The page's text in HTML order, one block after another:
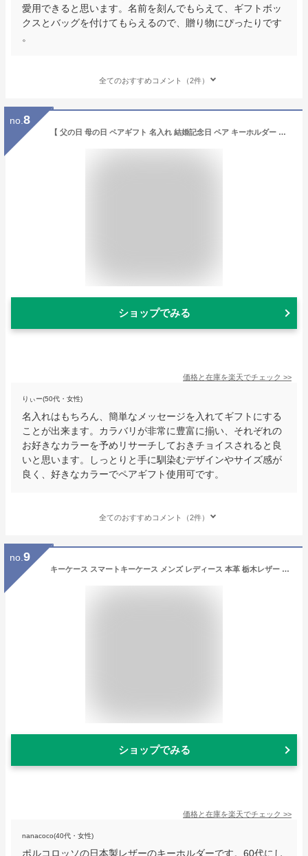
愛用できると思います。名前を刻んでもらえて、ギフトボッ
クスとバッグを付けてもらえるので、贈り物にぴったりです
。
全てのおすすめコメント（2件）
no. 8
【 父の日 母の日 ペアギフト 名入れ 結婚記念日 ペア キーホルダー 一緒に 革 プレゼント おしゃれ 実用的 両親 結婚祝い カップル 結婚3周年 お揃い 誕生日 還暦祝い 赤 夫婦 結婚式 金婚式 革婚式 友人 夫 】ペアギフトセット レザーキーリング［ドロップ型］
ショップでみる
価格と在庫を楽天でチェック >>
りぃー(50代・女性)
名入れはもちろん、簡単なメッセージを入れてギフトにする
ことが出来ます。カラバリが非常に豊富に揃い、それぞれの
お好きなカラーを予めリサーチしておきチョイスされると良
いと思います。しっとりと手に馴染むデザインやサイズ感が
良く、好きなカラーでペアギフト使用可です。
全てのおすすめコメント（2件）
no. 9
キーケース スマートキーケース メンズ レディース 本革 栃木レザー 名入れ スマートキー キー キーホルダー 革 父の日 ファスナー ブランド ポルコロッソ 日本製 車の鍵が入る レザー 誕生日 男性 女性 プレゼント ペア 革婚式 結婚記念日 夫 還暦祝い 母の日 [sokunou]
ショップでみる
価格と在庫を楽天でチェック >>
nanacoco(40代・女性)
ポルコロッソの日本製レザーのキーホルダーです。60代にし